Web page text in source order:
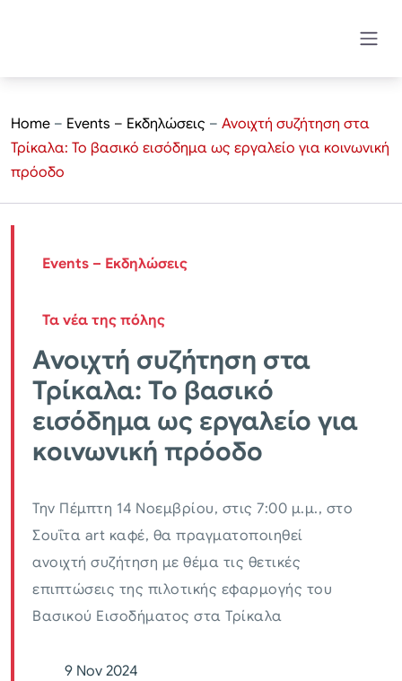
Home – Events – Εκδηλώσεις – Ανοιχτή συζήτηση στα
Τρίκαλα: Το βασικό εισόδημα ως εργαλείο για κοινωνική
πρόοδο
Events – Εκδηλώσεις
Τα νέα της πόλης
Ανοιχτή συζήτηση στα
Τρίκαλα: Το βασικό
εισόδημα ως εργαλείο για
κοινωνική πρόοδο
Την Πέμπτη 14 Νοεμβρίου, στις 7:00 μ.μ., στο
Σουΐτα art καφέ, θα πραγματοποιηθεί
ανοιχτή συζήτηση με θέμα τις θετικές
επιπτώσεις της πιλοτικής εφαρμογής του
Βασικού Εισοδήματος στα Τρίκαλα
9 Nov 2024